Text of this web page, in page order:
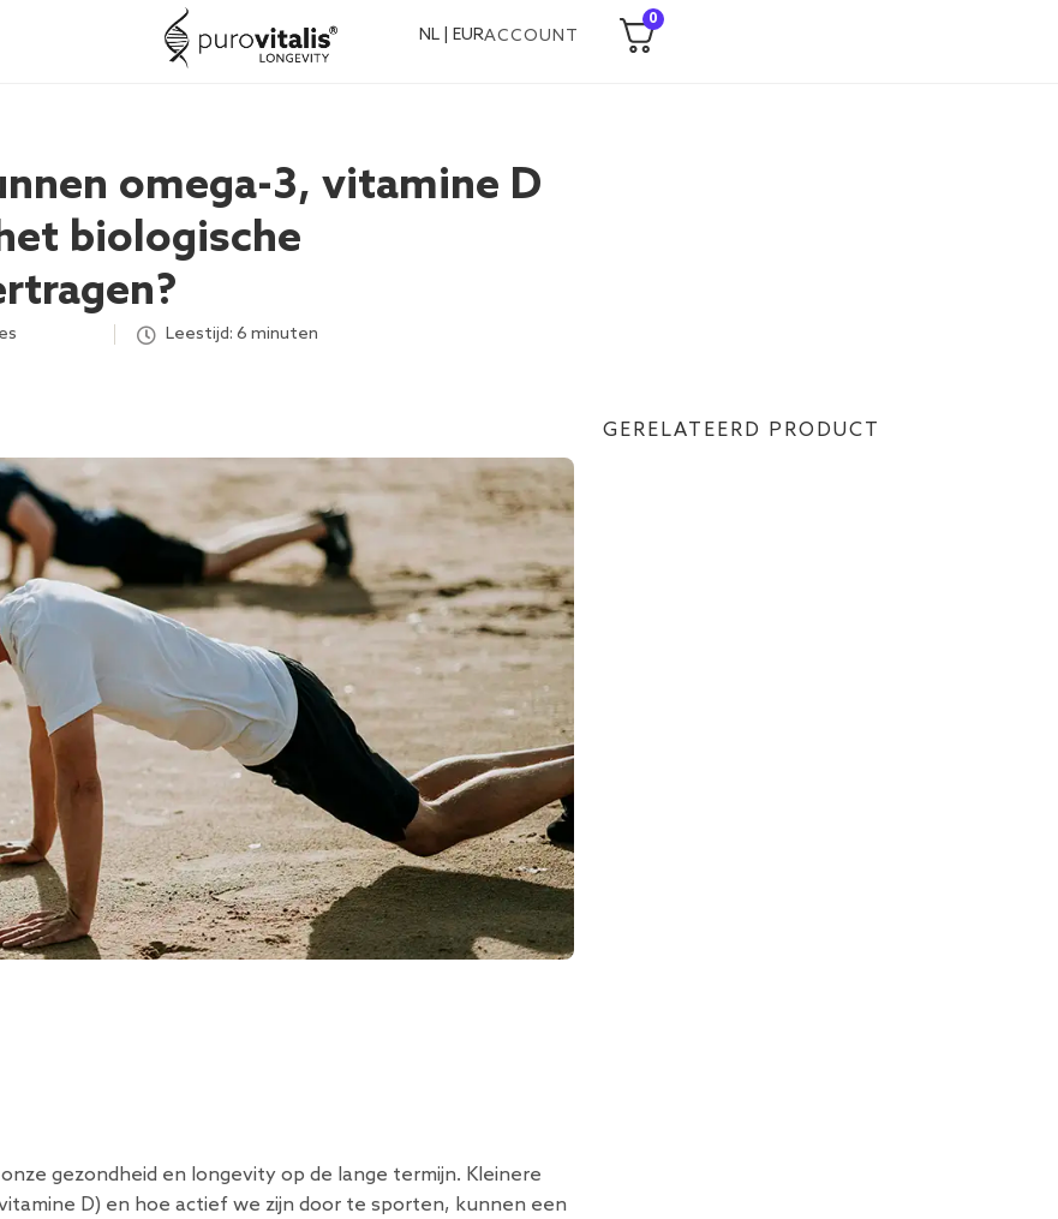
NL | EURACCOUNT
0
omega-3, vitamine D
biologische
Leestijd: 6 minuten
gezondheid en longevity op de lange termijn. Kleinere
D) en hoe actief we zijn door te sporten, kunnen een
GERELATEERD PRODUCT